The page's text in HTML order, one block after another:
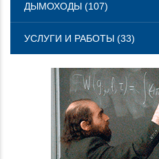
ДЫМОХОДЫ (107)
УСЛУГИ И РАБОТЫ (33)